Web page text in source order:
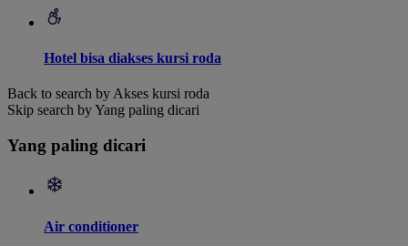
Hotel bisa diakses kursi roda
Back to search by Akses kursi roda
Skip search by Yang paling dicari
Yang paling dicari
Air conditioner